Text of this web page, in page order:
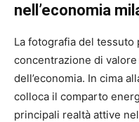
nell’economia
La fotografia del
concentrazione di
dell’economia. In cima
colloca il comparto
principali realtà attive